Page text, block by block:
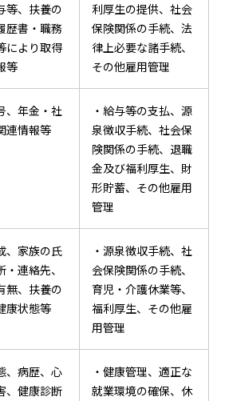
等、扶養の
歴書・職務
により取得
等
利厚生の提供、社会
保険関係の手続、法
律上必要な諸手続、
その他雇用管理
、年金・社
連情報等
・給与等の支払、源
泉徴収手続、社会保
険関係の手続、退職
金及び福利厚生、財
形貯蓄、その他雇用
管理
、家族の氏
連絡先、
無、扶養の
康状態等
・源泉徴収手続、社
会保険関係の手続、
育児・介護休業等、
福利厚生、その他雇
用管理
、病歴、心
、健康診断
・健康管理、適正な
就業環境の確保、休